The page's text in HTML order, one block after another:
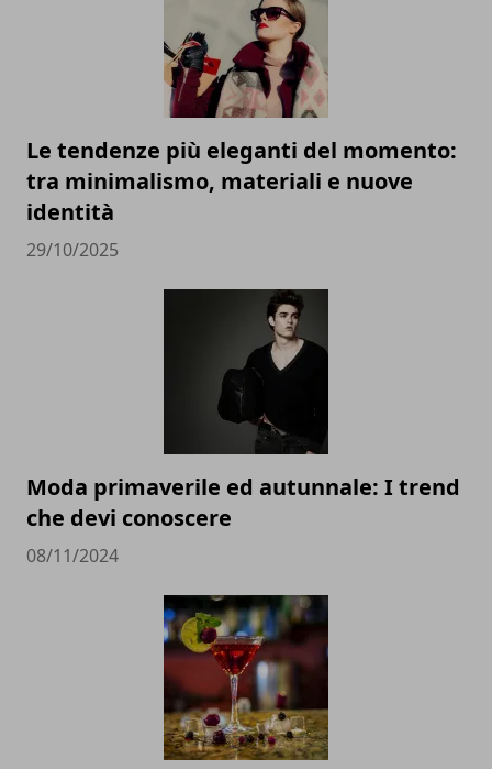
Le tendenze più eleganti del momento:
tra minimalismo, materiali e nuove
identità
29/10/2025
Moda primaverile ed autunnale: I trend
che devi conoscere
08/11/2024